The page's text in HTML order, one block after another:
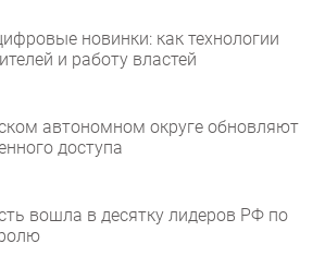
новинки: как технологии
и работу властей
автономном округе обновляют
доступа
вошла в десятку лидеров РФ по